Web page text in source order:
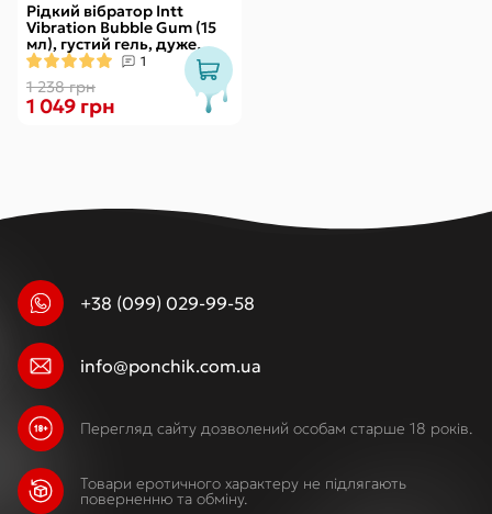
Рідкий вібратор Intt
Vibration Bubble Gum (15
мл), густий гель, дуже
смачний, діє до 30 хвилин
1
1 238 грн
1 049 грн
+38 (099) 029-99-58
info@ponchik.com.ua
Перегляд сайту дозволений особам старше 18 років.
Товари еротичного характеру не підлягають
поверненню та обміну.